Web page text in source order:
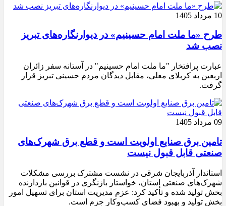
10 مرداد 1405
طرح «ما ملت امام حسینیم» در دیوارنگاره‌های تبریز
نصب شد
عبارت پرافتخار "ما ملت امام حسینیم" در آستانه سفر زائران
اربعین به کربلای معلی، مقابل دیدگان مردم حسینی تبریز قرار
گرفت.
09 مرداد 1405
تامین برق صنایع اولویت است و قطع برق شهرک‌های
صنعتی قابل قبول نیست
استاندار آذربایجان شرقی در نشست مشترک بررسی مشکلات
شهرک‌های صنعتی استان، خواستار بازنگری در قوانین بازدارنده
بخش تولید شده و تأکید کرد: عزم مدیریت استان برای تسهیل امور
بخش تولید و بهبود فضای کسب‌وکار جزم است.